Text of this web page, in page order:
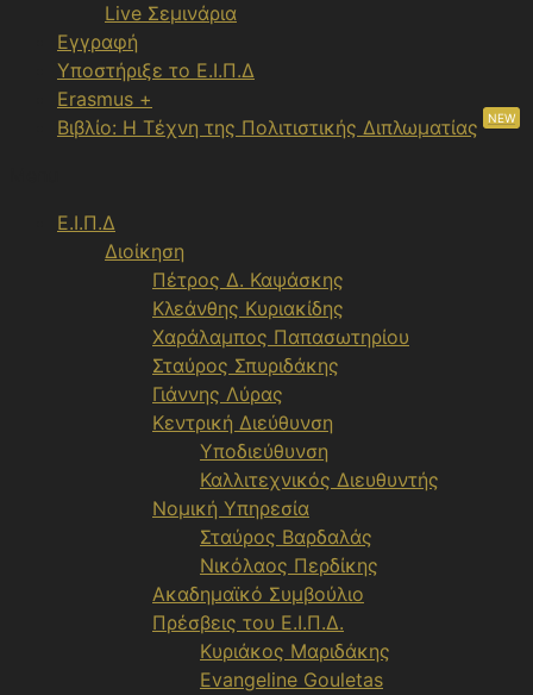
Live Σεμινάρια
Εγγραφή
Υποστήριξε το Ε.Ι.Π.Δ
Erasmus +
Βιβλίο: Η Τέχνη της Πολιτιστικής Διπλωματίας
NEW
Ε.Ι.Π.Δ
Διοίκηση
Πέτρος Δ. Καψάσκης
Κλεάνθης Κυριακίδης
Χαράλαμπος Παπασωτηρίου
Σταύρος Σπυριδάκης
Γιάννης Λύρας
Κεντρική Διεύθυνση
Υποδιεύθυνση
Καλλιτεχνικός Διευθυντής
Νομική Υπηρεσία
Σταύρος Βαρδαλάς
Νικόλαος Περδίκης
Ακαδημαϊκό Συμβούλιο
Πρέσβεις του Ε.Ι.Π.Δ.
Κυριάκος Μαριδάκης
Evangeline Gouletas